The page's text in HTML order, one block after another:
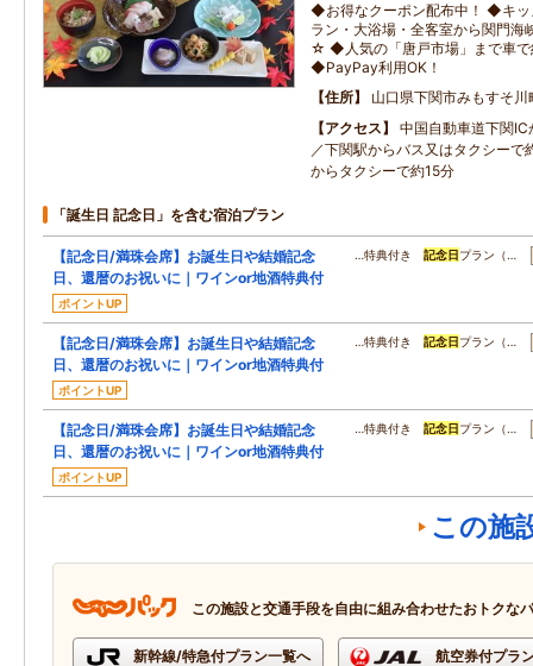
◆お得なクーポン配布中！ ◆キ
ラン・大浴場・全客室から関門海
☆ ◆人気の「唐戸市場」まで車
◆PayPay利用OK！
住所
山口県下関市みもすそ川
アクセス
中国自動車道下関
／下関駅からバス又はタクシーで
からタクシーで約15分
「誕生日 記念日」を含む宿泊プラン
【記念日/満珠会席】お誕生日や結婚記念
日、還暦のお祝いに｜ワインor地酒特典付
ポイントUP
…特典付き 記念日 プラン（…
【記念日/満珠会席】お誕生日や結婚記念
日、還暦のお祝いに｜ワインor地酒特典付
ポイントUP
…特典付き 記念日 プラン（…
【記念日/満珠会席】お誕生日や結婚記念
日、還暦のお祝いに｜ワインor地酒特典付
ポイントUP
…特典付き 記念日 プラン（…
この施
この施設と交通手段を自由に組み合わせたおトクな
新幹線/特急付プラン一覧へ 航空券付プラ